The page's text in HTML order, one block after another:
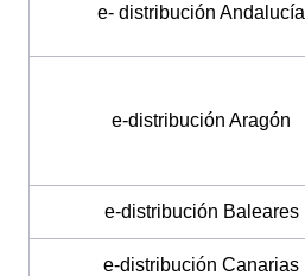
e- distribución Andalucía
e-distribución Aragón
e-distribución Baleares
e-distribución Canarias